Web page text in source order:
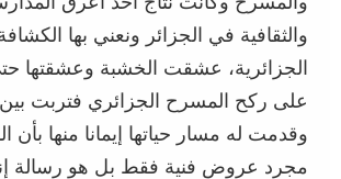
والثقافية في الجزائر ونعني بها
الجزائرية، عشقت الخشبة وعشقتها
على ركح المسرح الجزائري فتربت
وقدمت له مسار حياتها إيمانا منها
مجرد عروض فنية فقط بل هو رسالة